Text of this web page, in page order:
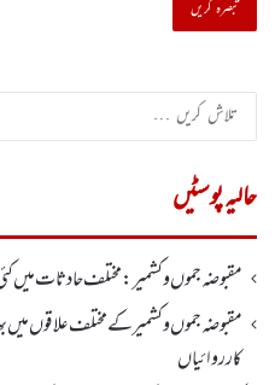
حالیہ پوسٹیں
مقبوضہ جموں وکشمیر : مختلف حادثات میں
مقبوضہ جموں وکشمیر کے مختلف علاقوں میں
کارروائیاں